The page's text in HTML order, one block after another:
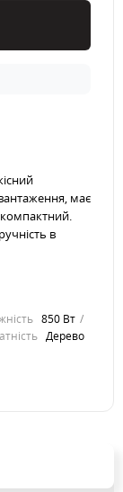
має
компактний.
в
850 Вт
Дерево